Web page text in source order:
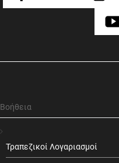
Βοήθεια
Τραπεζικοί Λογαριασμοί